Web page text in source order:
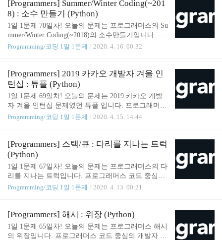
Solution def solution(n, words): answer = [0, 0] for i in
range(1, len(words)): if words[i-1][-1] != words[i][0] or
words[i] in words[0:i]: answer[0] = ( i % n ) + 1 answer
[1] = ( i // n ) + 1 break return answer SOMJANG/CODI
NGTEST_PRACTICE 1일 1..
[Programmers] Summer/Winter Coding(~201
8) : 소수 만들기 (Python)
1일 1문제 70일차! 오늘의 문제는 프로그래머스의 Su
mmer/Winter Coding(~2018)의 소수만들기입니다. 프
로그래머스 코드 중심의 개발자 채용. 스택 기반의
칭 받으세요. programmers.co.kr Solution from itertools
import combinations def getPrimaryNum_Eratos(N): nu
ms = [True] * (N + 1) for i in range(2, len(nums) // 2 +
1): if nums[i] == True: for j in range(i+i, N, i): nums[j]
= False return [i for i in r..
Programming/코딩 1일 1문제 2020. 4. 16. 00:32
[Programmers] 2019 카카오 개발자 겨울 인
턴십 : 튜플 (Python)
1일 1문제 69일차! 오늘의 문제는 2019 카카오 개발
자 겨울 인턴십 문제였던 튜플 입니다. 프로그래머스
코드 중심의 개발자 채용. 스택 기반의 포지션 매칭.
rogrammers.co.kr Solution from collections import Cou
nter def solution(s): answer = [] delete_special_word_s =
s.replace("{", "").replace("}", "").split(',') count_dict =
Counter(delete_special_word_s) count_dict_most_comm
on = count_dict.most_common(..
Programming/코딩 1일 1문제 2020. 4. 15. 14:44
[Programmers] 스택/큐 : 다리를 지나는 트럭
(Python)
1일 1문제 67일차! 오늘의 문제는 프로그래머스의 다
리를 지나는 트럭입니다. 프로그래머스 코드 중심의
개발자 채용. 스택 기반의 포지션 매칭. 프로그래머
s.co.kr 첫번째 시도 from collections import deque def s
olution(bridge_length, weight, truck_weights): answer =
0 truck_weights_deque = deque(truck_weights) trucks_o
Programming/코딩 1일 1문제 2020. 4. 13. 00:21
[Programmers] 해시 : 위장 (Python)
1일 1문제 65일차! 오늘의 문제는 프로그래머스 해시
의 위장입니다. 프로그래머스 코드 중심의 개발자 채